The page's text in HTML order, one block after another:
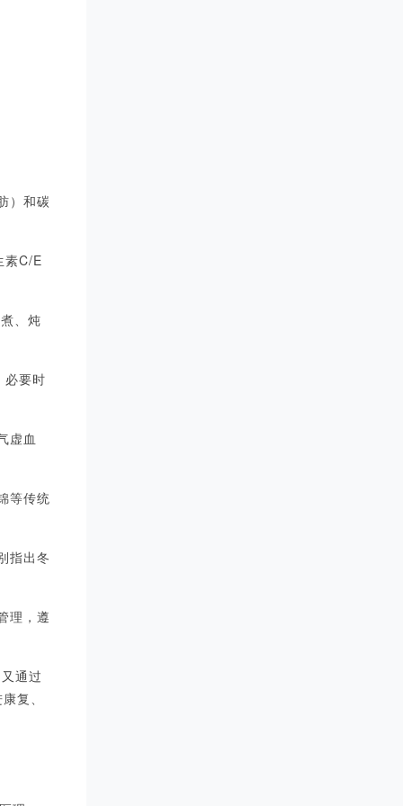
）和碳
素C/E
、炖
必要时
虚血
等传统
指出冬
理，遵
通过
复、